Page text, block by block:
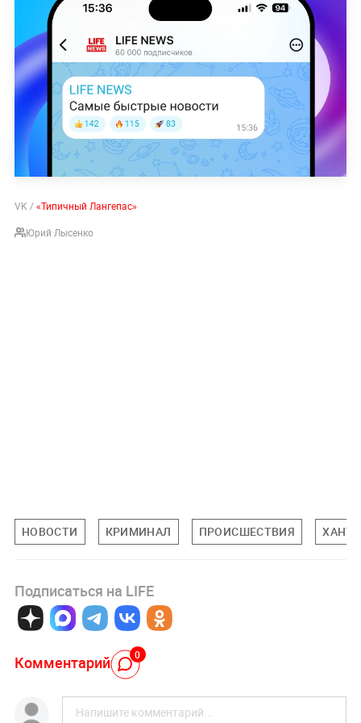
VK /«Типичный Лангепас»
Юрий Лысенко
НОВОСТИ КРИМИНАЛ ПРОИСШЕСТВИЯ
Подписаться на LIFE
Комментарий 0